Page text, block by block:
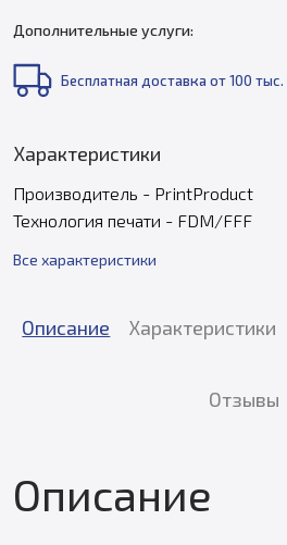
Дополнительные услуги:
Бесплатная доставка от 100 тыс.
Характеристики
Производитель - PrintProduct
Технология печати - FDM/FFF
Все характеристики
Описание Характеристики
Отзывы
Описание